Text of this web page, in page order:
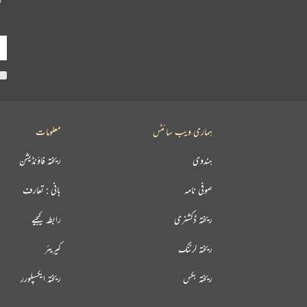
معلومات
ریختہ فاؤنڈیشن
بانی : تعارف
رابطہ کیجیے
کیریئر
ریختہ ایکسپلورر
ہماری ویب سائٹس
ہندوی
صوفی نامہ
ریختہ ڈکشنری
ریختہ لرننگ
ریختہ بکس